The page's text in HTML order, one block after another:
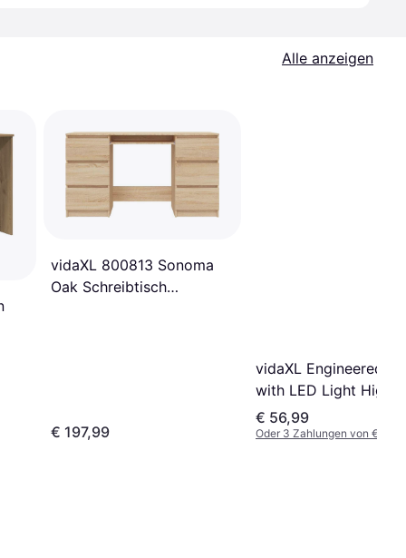
Alle anzeigen
vidaXL 800813 Sonoma
Oak Schreibtisch
€ 197,99
vidaXL Engineered
with LED Light High
White Schreibtisch
45x97cm
€ 56,99
Oder 3 Zahlungen von €